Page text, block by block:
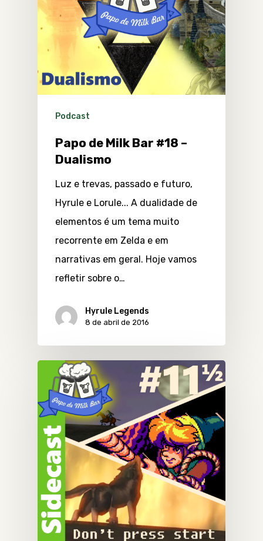
Podcast
Papo de Milk Bar #18 –
Dualismo
Luz e trevas, passado e futuro,
Hyrule e Lorule... A dualidade de
elementos é um tema muito
recorrente em Zelda e em
narrativas em geral. Hoje vamos
refletir sobre o…
Hyrule Legends
8 de abril de 2016